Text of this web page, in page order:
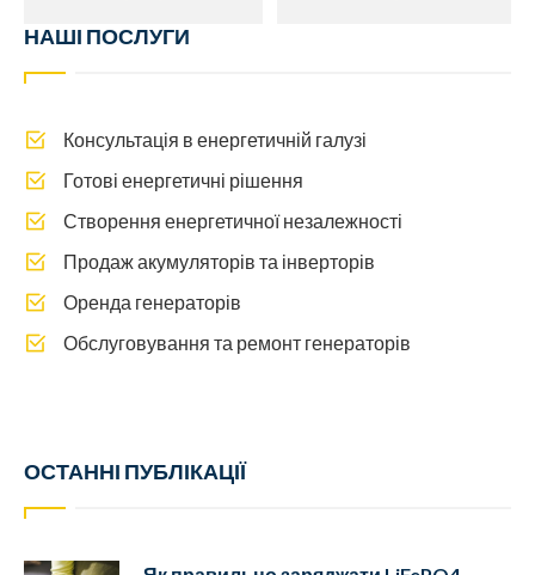
НАШІ ПОСЛУГИ
Консультація в енергетичній галузі
Готові енергетичні рішення
Створення енергетичної незалежності
Продаж акумуляторів та інверторів
Оренда генераторів
Обслуговування та ремонт генераторів
ОСТАННІ ПУБЛІКАЦІЇ